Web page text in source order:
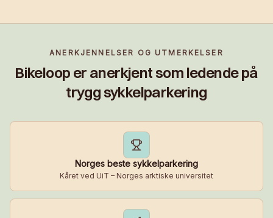
ANERKJENNELSER OG UTMERKELSER
Bikeloop er anerkjent som ledende på
trygg sykkelparkering
Norges beste sykkelparkering
Kåret ved UiT – Norges arktiske universitet